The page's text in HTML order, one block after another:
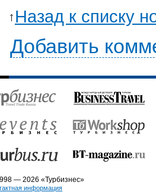
Назад к списку
Добавить
— 2026 «Турбизнес»
информация